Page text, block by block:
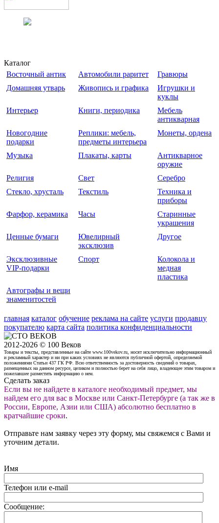
Каталог
Восточный антик
Автомобили раритет
Гравюры
Домашняя утварь
Живопись и графика
Игрушки и
куклы
Интерьер
Книги, периодика
Мебель
антикварная
Новогодние
подарки
Реплики: мебель,
предметы интерьера
Монеты, ордена
Музыка Плакаты, карты
Антикварное
оружие
Религия
Свет
Серебро
Стекло, хрусталь
Текстиль
Техника и
приборы
Фарфор, керамика
Часы
Старинные
украшения
Ценные бумаги
Ювелирный
эксклюзив
Другое
Эксклюзивные
VIP-подарки
Спорт
Колокола и
медная
пластика
Автографы и вещи
знаменитостей
главная каталог обучение реклама на сайте услуги продавцу
покупателю карта сайта политика конфиденциальности
2012-2026 © 100 Веков
Товары и тексты, представленные на сайте www.100vekov.ru, носят исключительно информационный
и рекламный характер и ни при каких условиях не являются публичной офертой, определяемой
положениями Статьи 437 ГК РФ. Всю ответственность за достоверность сведений о товарах,
размещенных на данном ресурсе, целиком и полностью берет на себя лицо, владеющее этим товаром и
пожелавшее разместить информацию о нем.
Сделать заказ
Если вы не найдете в каталоге необходимый предмет, мы
найдем его для вас в Москве или Санкт-Петербурге (а так же в
России, Европе, Азии или США) абсолютно бесплатно в
кратчайшие сроки.
Отправьте нам заявку через эту форму, мы свяжемся с Вами и
уточним детали.
Имя
Телефон или e-mail
Сообщение: